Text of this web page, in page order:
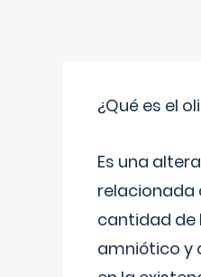
¿Qué es el
Es una
relacionada
cantidad de
amniótico y